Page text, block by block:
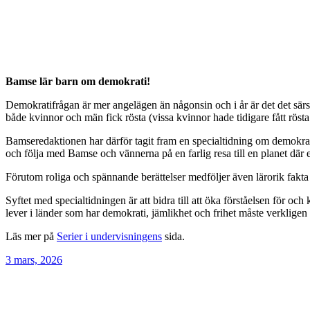
Bamse lär barn om demokrati!
Demokratifrågan är mer angelägen än någonsin och i år är det det
både kvinnor och män fick rösta (vissa kvinnor hade tidigare fått
Bamseredaktionen har därför tagit fram en specialtidning om
och följa med Bamse och vännerna på en farlig resa till en planet där
Förutom roliga och spännande berättelser medföljer även lärorik
Syftet med specialtidningen är att bidra till att öka förståelsen för
lever i länder som har demokrati, jämlikhet och frihet måste
Läs mer på Serier i undervisningens sida.
3 mars, 2026